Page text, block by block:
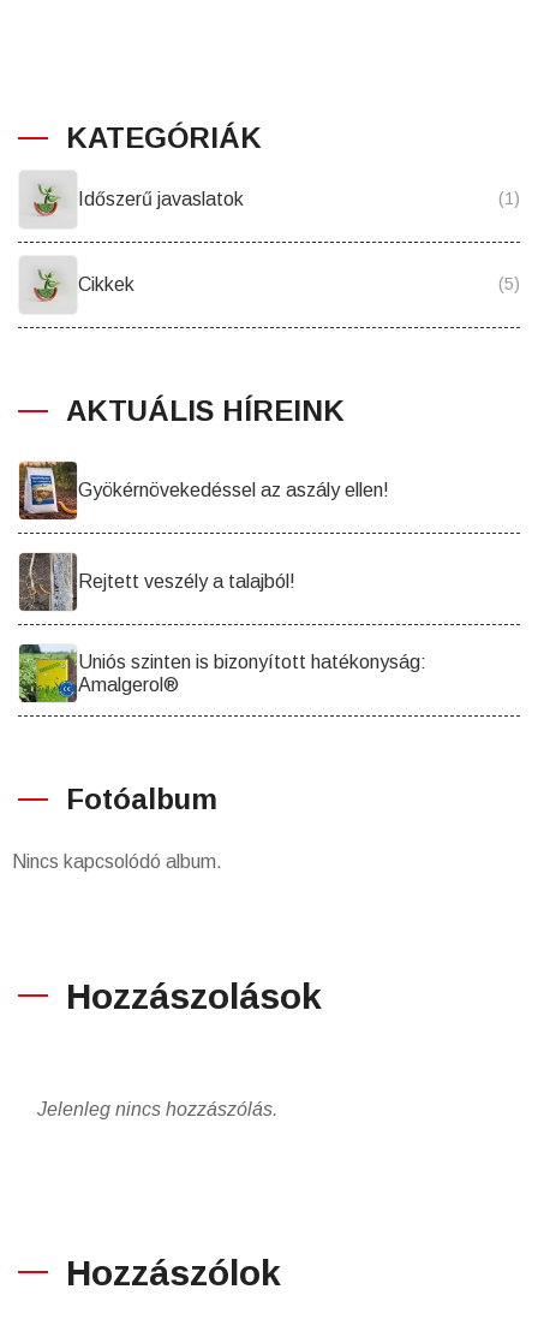
KATEGÓRIÁK
Időszerű javaslatok (1)
Cikkek (5)
AKTUÁLIS HÍREINK
Gyökérnövekedéssel az aszály ellen!
Rejtett veszély a talajból!
Uniós szinten is bizonyított hatékonyság:
Amalgerol®
Fotóalbum
Nincs kapcsolódó album.
Hozzászolások
Jelenleg nincs hozzászólás.
Hozzászólok